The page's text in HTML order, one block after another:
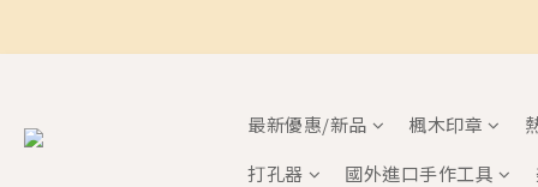
最新優惠/新品 楓木印章
打孔器
國外進口手作工具